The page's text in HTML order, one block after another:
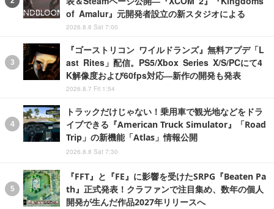
of Amalur』元開発者設立の新スタジオによる
2026.8.8 Sat 7:00
『ゴーストリコン ワイルドランズ』無料アプデ「L
ast Rites」配信。PS5/Xbox Series X/S/PCにて4
K解像度および60fps対応―新作の開発も発表
2026.8.7 Fri 1:54
トラックだけじゃない！乗用車で観光地などをドラ
イブできる『American Truck Simulator』「Road
Trip」の新機能「Atlas」情報公開
2026.8.8 Sat 7:30
『FFT』と『FE』に影響を受けたSRPG『Beaten Pa
th』正式発表！クラファンで注目集め、数年の個人
開発が生んだ作品2027年リリースへ